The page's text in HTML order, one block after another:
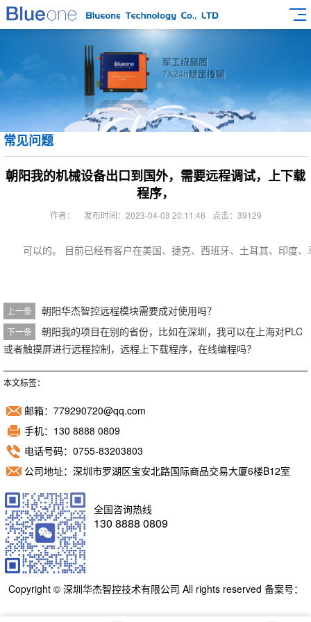
常见问题
朝阳我的机械设备出口到国外，需要远程调试，上下载
程序，
作者： 发布时间：2023-04-03 20:11:46 点击：39129
可以的。 目前已经有客户在美国、捷克、西班牙、土耳其、印度
上一条 朝阳华杰智控远程模块需要成对使用吗？
下一条
朝阳我的项目在别的省份，比如在深圳，我可以在上海对PLC
或者触摸屏进行远程控制，远程上下载程序，在线编程吗？
本文标签：
邮箱：779290720@qq.com
手机：130 8888 0809
电话号码：0755-83203803
公司地址：深圳市罗湖区宝安北路国际商品交易大厦6楼B12室
全国咨询热线
130 8888 0809
Copyright © 深圳华杰智控技术有限公司 All rights reserved 备案号：